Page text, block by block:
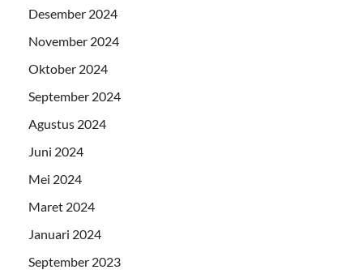
Desember 2024
November 2024
Oktober 2024
September 2024
Agustus 2024
Juni 2024
Mei 2024
Maret 2024
Januari 2024
September 2023